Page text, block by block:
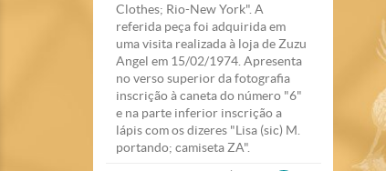
Clothes; Rio-New York". A
referida peça foi adquirida em
uma visita realizada à loja de Zuzu
Angel em 15/02/1974. Apresenta
no verso superior da fotografia
inscrição à caneta do número "6"
e na parte inferior inscrição a
lápis com os dizeres "Lisa (sic) M.
portando; camiseta ZA".